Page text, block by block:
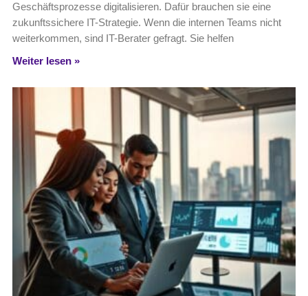
Geschäftsprozesse digitalisieren. Dafür brauchen sie eine
zukunftssichere IT-Strategie. Wenn die internen Teams nicht
weiterkommen, sind IT-Berater gefragt. Sie helfen
Weiter lesen »